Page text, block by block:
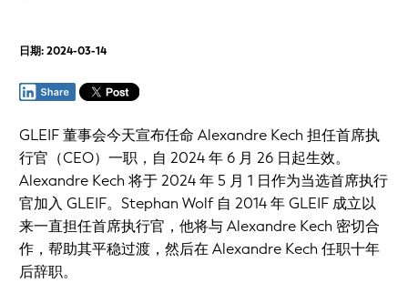
日期: 2024-03-14
GLEIF 董事会今天宣布任命 Alexandre Kech 担任首席执
行官（CEO）一职，自 2024 年 6 月 26 日起生效。
Alexandre Kech 将于 2024 年 5 月 1 日作为当选首席执行
官加入 GLEIF。Stephan Wolf 自 2014 年 GLEIF 成立以
来一直担任首席执行官，他将与 Alexandre Kech 密切合
作，帮助其平稳过渡，然后在 Alexandre Kech 任职十年
后辞职。